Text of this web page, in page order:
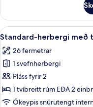
Room
Double
or
Twin
Skoða
allar
myndir
fyrir
Standard-
herbergi
með
8
Standard-herbergi með
26 fermetrar
1 svefnherbergi
Pláss fyrir 2
1 tvíbreitt rúm EÐA 2
Ókeypis snúrutengt